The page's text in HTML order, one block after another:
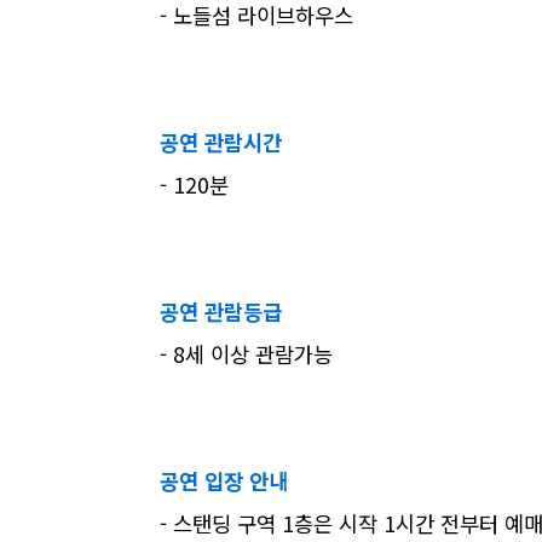
- 노들섬 라이브하우스
공연 관람시간
- 120분
공연 관람등급
- 8세 이상 관람가능
공연 입장 안내
- 스탠딩 구역 1층은 시작 1시간 전부터 예